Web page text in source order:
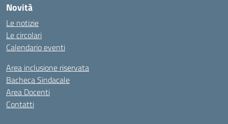
Novità
Le notizie
Le circolari
Calendario eventi
Area inclusione riservata
Bacheca Sindacale
Area Docenti
Contatti